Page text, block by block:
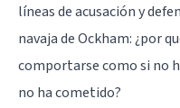
líneas de acusación y
navaja de Ockham: ¿por
comportarse como si no
no ha cometido?